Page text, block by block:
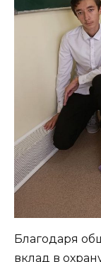
Благодаря
вклад в